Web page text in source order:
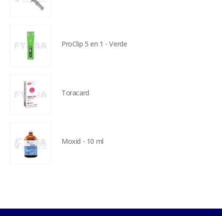
ProClip 5 en 1 - Verde
Toracard
Moxid - 10 ml